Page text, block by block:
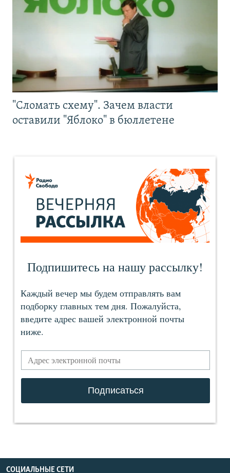
"Сломать схему". Зачем власти
оставили "Яблоко" в бюллетене
СОЦИАЛЬНЫЕ СЕТИ